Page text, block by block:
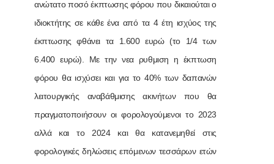
ανώτατο ποσό έκπτωσης φόρου που δικαιούται ο
ιδιοκτήτης σε κάθε ένα από τα 4 έτη ισχύος της
έκπτωσης φθάνει τα 1.600 ευρώ (το 1/4 των
6.400 ευρώ). Με την νεα ρυθμιση η έκπτωση
φόρου θα ισχύσει και για το 40% των δαπανών
λειτουργικής αναβάθμισης ακινήτων που θα
πραγματοποιήσουν οι φορολογούμενοι το 2023
αλλά και το 2024 και θα κατανεμηθεί στις
φορολογικές δηλώσεις επόμενων τεσσάρων ετών